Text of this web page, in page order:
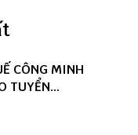
CÔNG MINH
TUYỂN